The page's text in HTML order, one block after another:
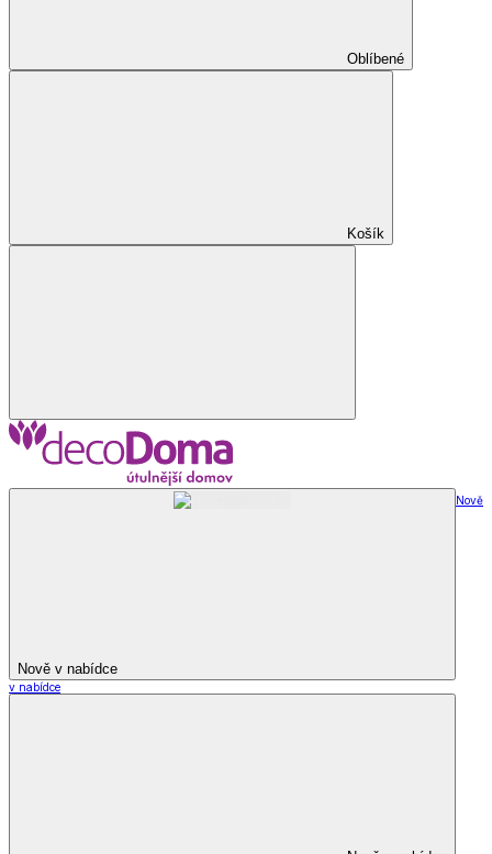
Oblíbené
Košík
Nově v nabídce
Nově
v nabídce